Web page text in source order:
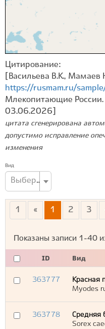
Цитирование:
[Васильева В.К., Мамаев
https://rusmam.ru/
Млекопитающие России.
03.06.2026]
цитата сгенерирована
допустимо исправление
изменения
Вид
Выберите вид...
1 « 1 2 3
Показаны записи 1-40
ID Вид
363777
Красная
Myodes
363778
Средняя
Sorex